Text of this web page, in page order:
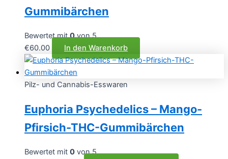
Gummibärchen
Bewertet mit0von 5
€60.00 In den Warenkorb
Pilz- und Cannabis-Esswaren
Euphoria Psychedelics – Mango-
Pfirsich-THC-Gummibärchen
Bewertet mit 0 von 5